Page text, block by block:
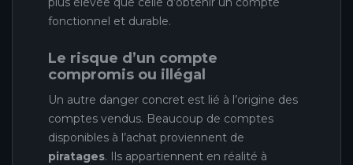
fonctionnel et durable.
Le risque d’un compte
compromis ou illégal
Un autre danger concret est lié à l’origine des
comptes vendus. Beaucoup de comptes
disponibles à l’achat proviennent de
piratages. Ils appartiennent en réalité à